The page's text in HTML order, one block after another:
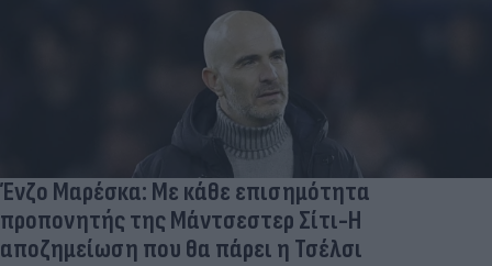
Ένζο Μαρέσκα: Με κάθε επισημότητα
προπονητής της Μάντσεστερ Σίτι-Η
αποζημείωση που θα πάρει η Τσέλσι